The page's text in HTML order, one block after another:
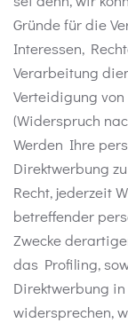
Gründe für die
Interessen,
Verarbeitung
Verteidigung
(Widerspruch
Werden Ihre
Direktwerbung
Recht, jederzeit
betreffender
Zwecke
das Profiling,
Direktwerbung
widersprechen,